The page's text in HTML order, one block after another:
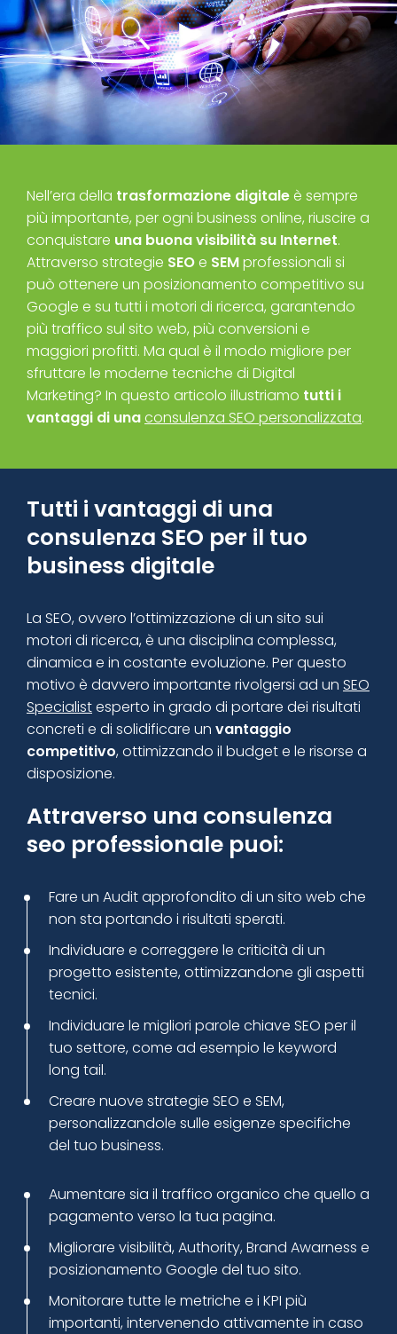
Nell’era della trasformazione digitaleè sempre
più importante, per ogni business online, riuscire a
conquistare una buona visibilità su Internet.
Attraverso strategie SEOe SEMprofessionali si
può ottenere un posizionamento competitivo su
Google e su tutti i motori di ricerca, garantendo
più traffico sul sito web, più conversioni e
maggiori profitti. Ma qual è il modo migliore per
sfruttare le moderne tecniche di Digital
Marketing? In questo articolo illustriamo tutti i
vantaggi di unaconsulenza SEO personalizzata.
Tutti i vantaggi di una
consulenza SEO per il tuo
business digitale
La SEO, ovvero l’ottimizzazione di un sito sui
motori di ricerca, è una disciplina complessa,
dinamica e in costante evoluzione. Per questo
motivo è davvero importante rivolgersi ad un SEO
Specialistesperto in grado di portare dei risultati
concreti e di solidificare un vantaggio
competitivo, ottimizzando il budget e le risorse a
disposizione.
Attraverso una consulenza
seo professionale puoi:
Fare un Audit approfondito di un sito web che
non sta portando i risultati sperati.
Individuare e correggere le criticità di un
progetto esistente, ottimizzandone gli aspetti
tecnici.
Individuare le migliori parole chiave SEO per il
tuo settore, come ad esempio le keyword
long tail.
Creare nuove strategie SEO e SEM,
personalizzandole sulle esigenze specifiche
del tuo business.
Aumentare sia il traffico organico che quello a
pagamento verso la tua pagina.
Migliorare visibilità, Authority, Brand Awarness e
posizionamento Google del tuo sito.
Monitorare tutte le metriche e i KPI più
importanti, intervenendo attivamente in caso